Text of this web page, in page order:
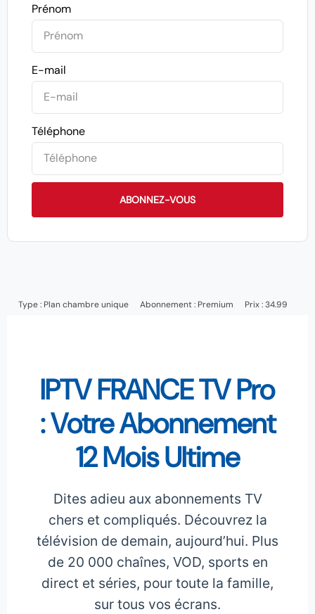
Prénom
E-mail
Téléphone
ABONNEZ-VOUS
Type : Plan chambre unique Abonnement : Premium Prix : 34.99
IPTV FRANCE TV Pro
: Votre Abonnement
12 Mois Ultime
Dites adieu aux abonnements TV
chers et compliqués. Découvrez la
télévision de demain, aujourd’hui. Plus
de 20 000 chaînes, VOD, sports en
direct et séries, pour toute la famille,
sur tous vos écrans.